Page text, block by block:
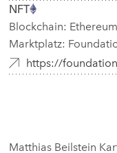
NFT
Blockchain: Ethereum
Marktplatz:
https://foundation.app/mint/
Matthias Beilstein